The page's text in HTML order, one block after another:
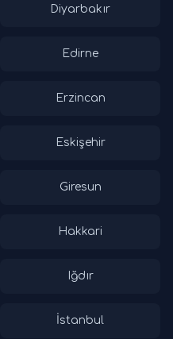
Diyarbakır
Edirne
Erzincan
Eskişehir
Giresun
Hakkari
Iğdır
İstanbul